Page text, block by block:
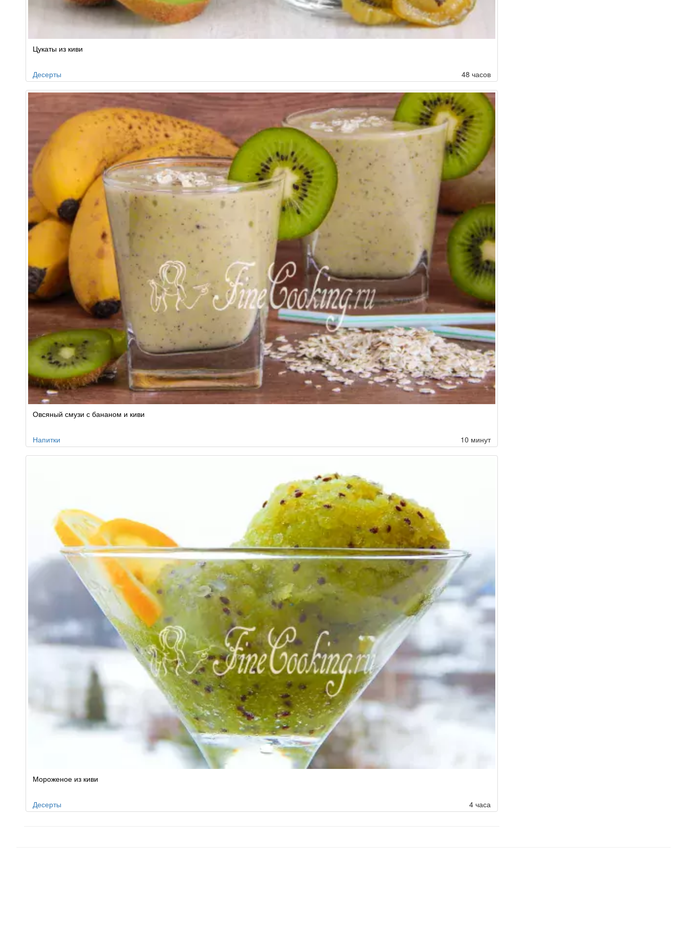
Цукаты из киви
Десерты 48 часов
Овсяный смузи с бананом и киви
Напитки 10 минут
Мороженое из киви
Десерты 4 часа